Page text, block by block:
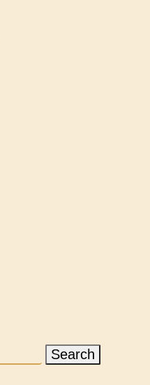
Search